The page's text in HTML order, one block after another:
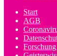
Start
AGB